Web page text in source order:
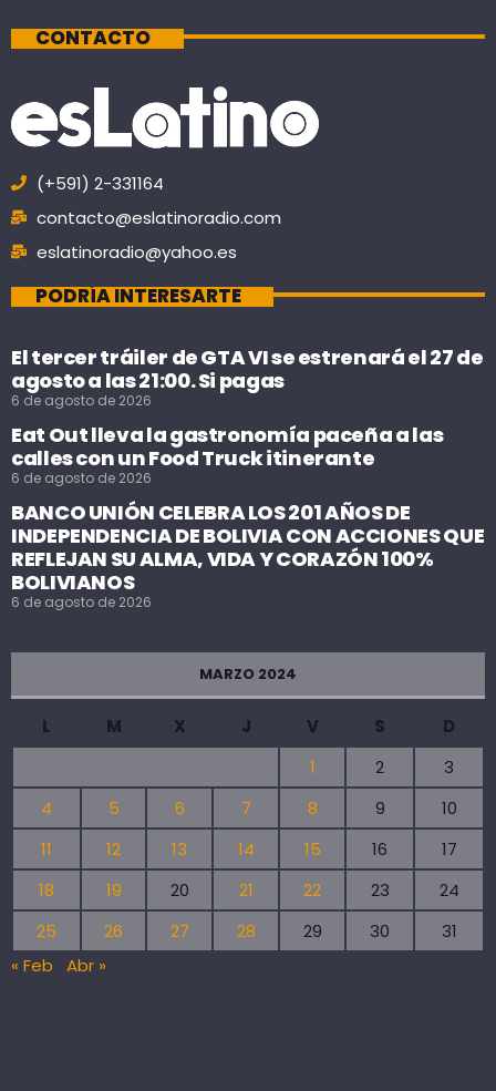
CONTACTO
(+591) 2-331164
contacto@eslatinoradio.com
eslatinoradio@yahoo.es
PODRÍA INTERESARTE
El tercer tráiler de GTA VI se estrenará el 27 de
agosto a las 21:00. Si pagas
6 de agosto de 2026
Eat Out lleva la gastronomía paceña a las
calles con un Food Truck itinerante
6 de agosto de 2026
BANCO UNIÓN CELEBRA LOS 201 AÑOS DE
INDEPENDENCIA DE BOLIVIA CON ACCIONES QUE
REFLEJAN SU ALMA, VIDA Y CORAZÓN 100%
BOLIVIANOS
6 de agosto de 2026
MARZO 2024
L M X J V S
D
1
2
3
4
5 6 7 8 9
10
11
12 13 14 15 16
17
18
19 20 21 22 23
24
25
26 27 28 29 30
31
« Feb
Abr »